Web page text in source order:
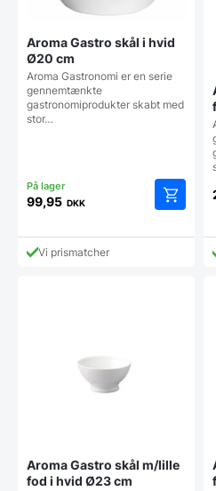
Aroma Gastro skål i hvid
Ø20 cm
Aroma Gastronomi er en serie
gennemtænkte
gastronomiprodukter skabt med
stor…
99,95 DKK
Vi prismatcher
Aroma Gastro skål m/lille
fod i hvid Ø23 cm